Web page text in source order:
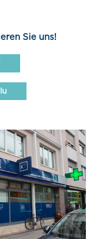
Sie uns!